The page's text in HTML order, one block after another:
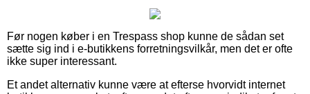
Før nogen køber i en Trespass shop kunne de sådan set
sætte sig ind i e-butikkens forretningsvilkår, men det er ofte
ikke super interessant.
Et andet alternativ kunne være at efterse hvorvidt internet